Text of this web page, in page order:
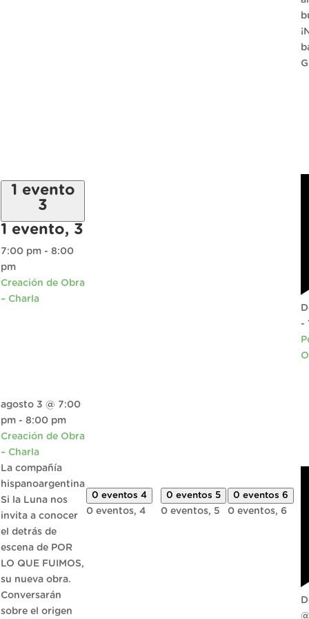
1 evento
3
1 evento, 3
7:00 pm - 8:00
pm
Creación de Obra
– Charla
agosto 3 @ 7:00
pm - 8:00 pm
Creación de Obra
– Charla
La compañía
hispanoargentina
Si la Luna nos
invita a conocer
el detrás de
escena de POR
LO QUE FUIMOS,
su nueva obra.
Conversarán
sobre el origen
0 eventos 4
0 eventos, 4
0 eventos 5
0 eventos, 5
0 eventos 6
0 eventos, 6
-